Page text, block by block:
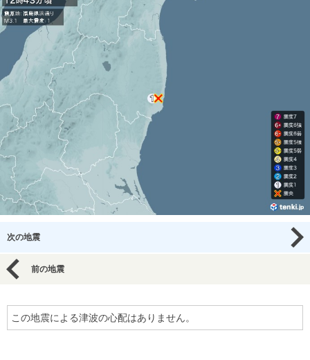
次の地震
前の地震
この地震による津波の心配はありません。